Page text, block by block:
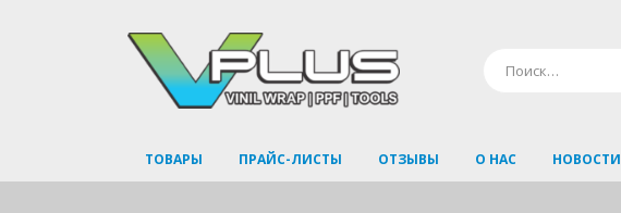
ТОВАРЫ ПРАЙС-ЛИСТЫ ОТЗЫВЫ О НАС НОВОСТИ